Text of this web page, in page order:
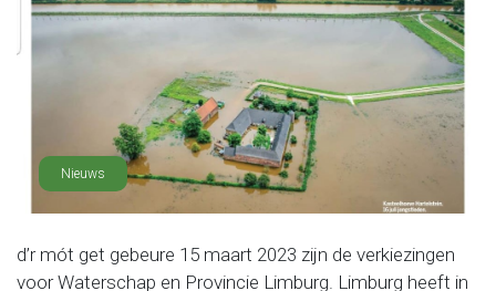
Nieuws
d’r mót get gebeure 15 maart 2023 zijn de verkiezingen
voor Waterschap en Provincie Limburg. Limburg heeft in